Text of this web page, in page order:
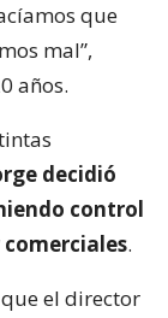
que
mal”,
años.
decidió
control
.
el director